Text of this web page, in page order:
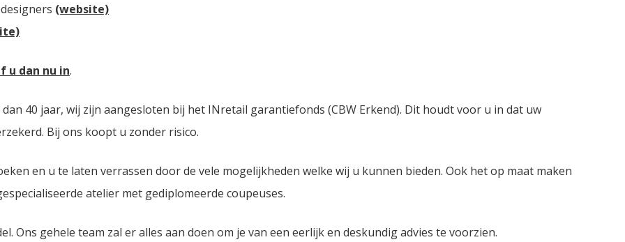
(website)
u dan nu in.
40 jaar, wij zijn aangesloten bij het INretail garantiefonds (CBW Erkend). Dit houdt voor u in dat uw
Bij ons koopt u zonder risico.
en u te laten verrassen door de vele mogelijkheden welke wij u kunnen bieden. Ook het op maat maken
atelier met gediplomeerde coupeuses.
Ons gehele team zal er alles aan doen om je van een eerlijk en deskundig advies te voorzien.